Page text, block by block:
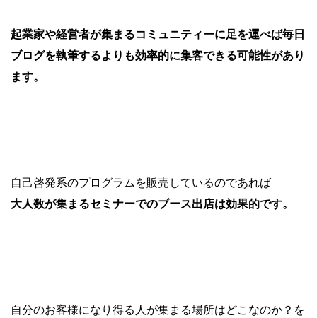
起業家や経営者が集まるコミュニティーに足を運べば毎日
ブログを執筆するよりも効率的に集客できる可能性があり
ます。
自己啓発系のプログラムを販売しているのであれば
大人数が集まるセミナーでのブース出店は効果的です。
自分のお客様になり得る人が集まる場所はどこなのか？を